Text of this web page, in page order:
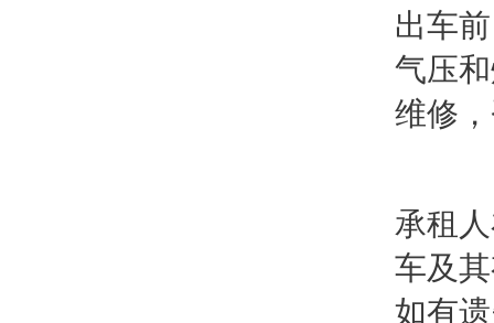
出车
气压
维修
承租
车及
如有